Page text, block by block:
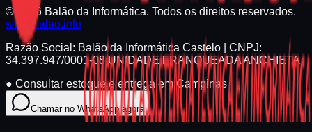
© 2026 Balão da Informática. Todos os direitos reservados.
www.balao.info
Razão Social: Balão da Informática Castelo | CNPJ:
34.397.947/0001-08UNIDADE FRANQUEADA ANCHIETA
● Consultar estoque e entrega em Campinas
Chamar no WhatsApp agora